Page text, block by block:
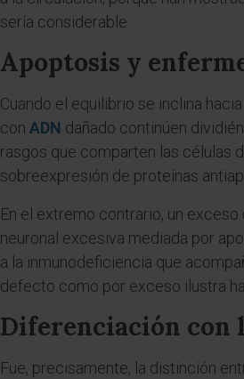
sería considerable.
Apoptosis y
Cuando el equilibrio se inclina
con ADN dañado continúen
rasgos que comparten las células
sobreexpresión de proteínas
En el extremo contrario, un
neuronal excesiva mediada por
a la inmunodeficiencia que
defecto como por exceso ilustra
Diferenciación con
Fue, precisamente, la distinción